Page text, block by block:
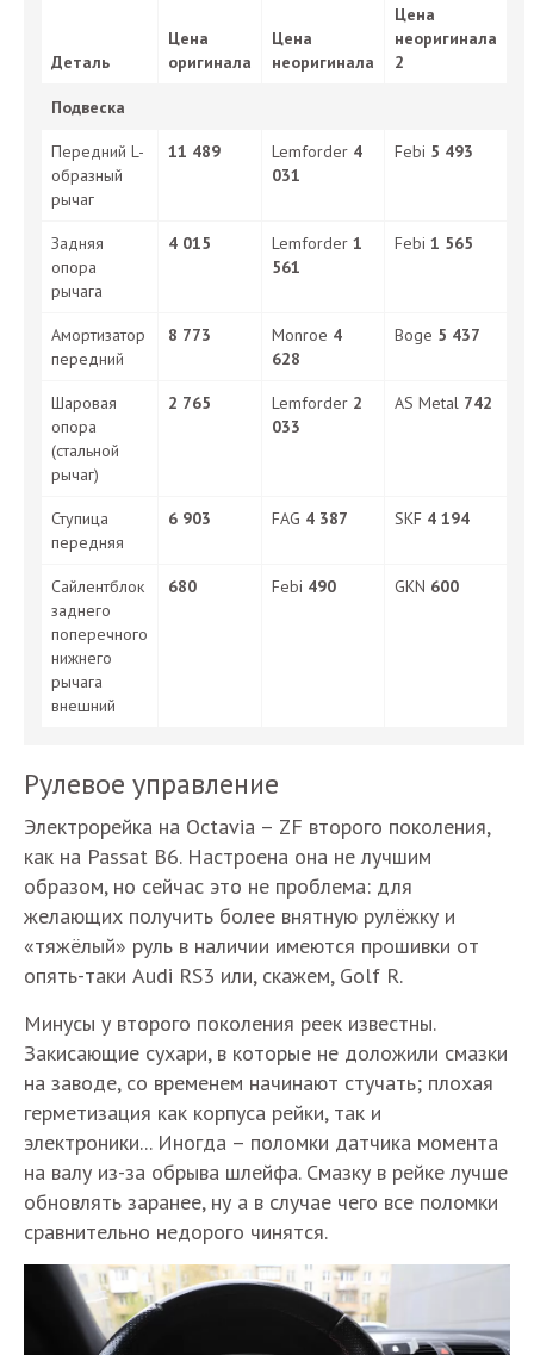
Деталь
Цена
оригинала
Цена
неоригинала
Цена
неоригинала
2
Подвеска
Передний L-
образный
рычаг
11 489 Lemforder 4
031
Febi 5 493
Задняя
опора
рычага
4 015 Lemforder 1
561
Febi 1 565
Амортизатор
передний
8 773 Monroe 4
628
Boge 5 437
Шаровая
опора
(стальной
рычаг)
2 765 Lemforder 2
033
AS Metal 742
Ступица
передняя
6 903 FAG 4 387 SKF 4 194
Сайлентблок
заднего
поперечного
нижнего
рычага
внешний
680 Febi 490 GKN 600
Рулевое управление
Электрорейка на Octavia – ZF второго поколения,
как на Passat B6. Настроена она не лучшим
образом, но сейчас это не проблема: для
желающих получить более внятную рулёжку и
«тяжёлый» руль в наличии имеются прошивки от
опять-таки Audi RS3 или, скажем, Golf R.
Минусы у второго поколения реек известны.
Закисающие сухари, в которые не доложили смазки
на заводе, со временем начинают стучать; плохая
герметизация как корпуса рейки, так и
электроники... Иногда – поломки датчика момента
на валу из-за обрыва шлейфа. Смазку в рейке лучше
обновлять заранее, ну а в случае чего все поломки
сравнительно недорого чинятся.